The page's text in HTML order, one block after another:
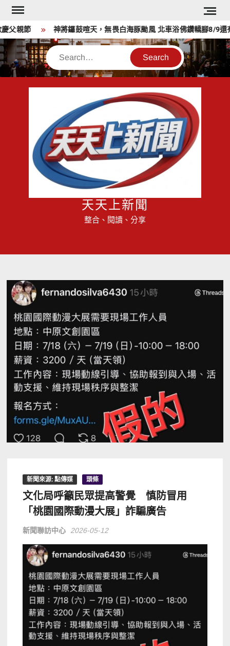
Skip
content
親節 神將鑼鼓喧天，無畏白海豚颱風 北車浴佛鑽轎腳8/9還有
Search
天天上新聞
整合、閱讀、分享
新聞來源: 點傳媒 頭條
文化局呼籲民眾提高警覺 慎防冒用
「桃園國際動漫大展」詐騙廣告
新聞聯訪中心 2026-05-12